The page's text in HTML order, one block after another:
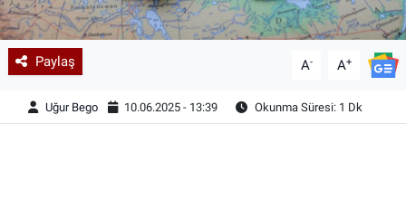
Paylaş A- A+
Uğur Bego 10.06.2025 - 13:39 Okunma Süresi: 1 Dk